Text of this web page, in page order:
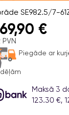
SE982.5/7-
€
PVN
Piegāde ar
Maksā 3
123.30 €,